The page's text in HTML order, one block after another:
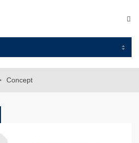
Concept